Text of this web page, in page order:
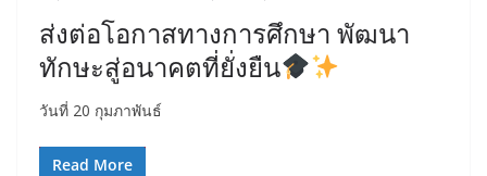
ส่งต่อโอกาสทางการศึกษา พัฒนา
ทักษะสู่อนาคตที่ยั่งยืน
วันที่ 20 กุมภาพันธ์
Read More